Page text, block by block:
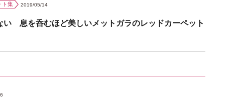
ト集 2019/05/14
い 息を呑むほど美しいメットガラのレッドカーペット